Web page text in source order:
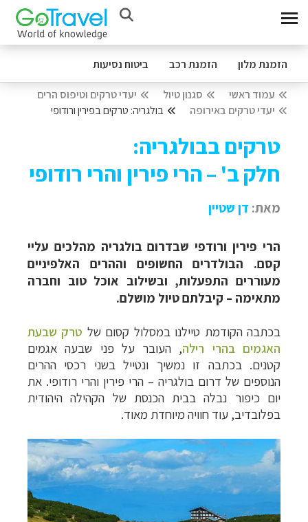
הזמנת מלון הזמנת רכב ביטוח נסיעות
עמוד ראשי סגנון טיול
יעדי טרקים וטיפוס הרים
יעדי טרקים באירופה
בולגריה: טרקים בפירין ורודופי
טרקים בבולגריה:
חלק ב' – הרי פירין והרי רודופי
מאת: דן שטיין
הרי פירין ורודפי שבדרום בולגריה מהלכים עליי
קסם. הבולדרים החשופים וההרים האלפיניים
מעוררים התפעלות, ובשילוב אוכל טוב וחברה
מתאימה – קיבלתם טיול מושלם.
בכתבה הקודמת טיילנו במסלול קסום של טרק שבעת
האגמים בהרי רילה, העובר על פני שבעה אגמים
קטנים. בכתבה זו נמשיך ונטייל בשני רכסי ההרים
הנוספים של דרום בולגריה – הרי פירין והרי רודופי. את
יום כיפור נבלה בבית הכנסת של הקהילה היהודית
בפלובדיב, עוד חוויה מיוחדת מאוד.